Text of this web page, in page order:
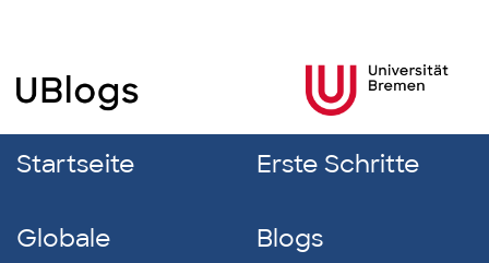
Startseite Erste Schritte
Globale
Blogs